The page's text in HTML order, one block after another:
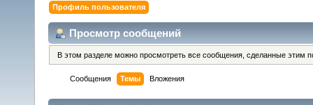
Профиль пользователя
Просмотр сообщений
В этом разделе можно просмотреть все сообщения, сделанные этим
Сообщения Темы Вложения